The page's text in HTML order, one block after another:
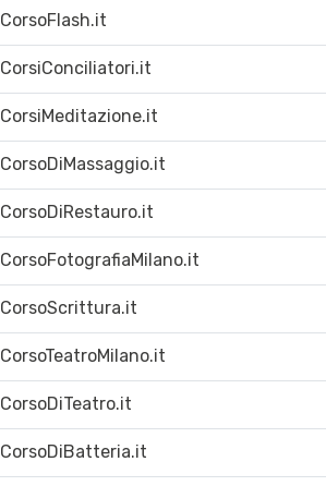
CorsoFlash.it
CorsiConciliatori.it
CorsiMeditazione.it
CorsoDiMassaggio.it
CorsoDiRestauro.it
CorsoFotografiaMilano.it
CorsoScrittura.it
CorsoTeatroMilano.it
CorsoDiTeatro.it
CorsoDiBatteria.it